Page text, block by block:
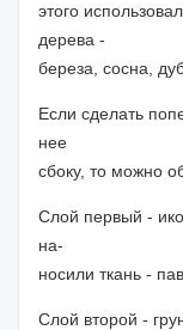
этого
дерева -
береза, сосна,
Если сделать
нее
сбоку, то можно
Слой первый -
на-
носили ткань -
Слой второй -